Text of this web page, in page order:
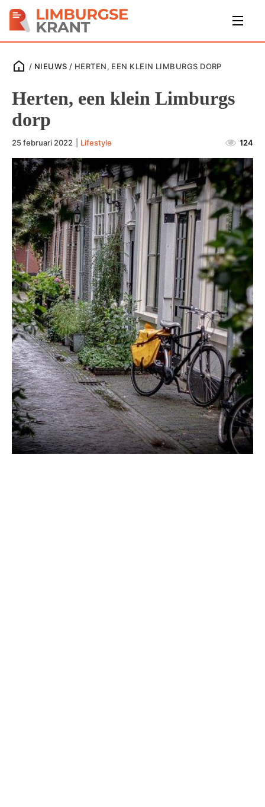
/ NIEUWS / HERTEN, EEN KLEIN LIMBURGS DORP
Herten, een klein Limburgs
dorp
25 februari 2022 Lifestyle 124